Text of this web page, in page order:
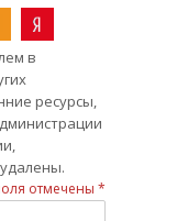
в
ресурсы,
отмечены *